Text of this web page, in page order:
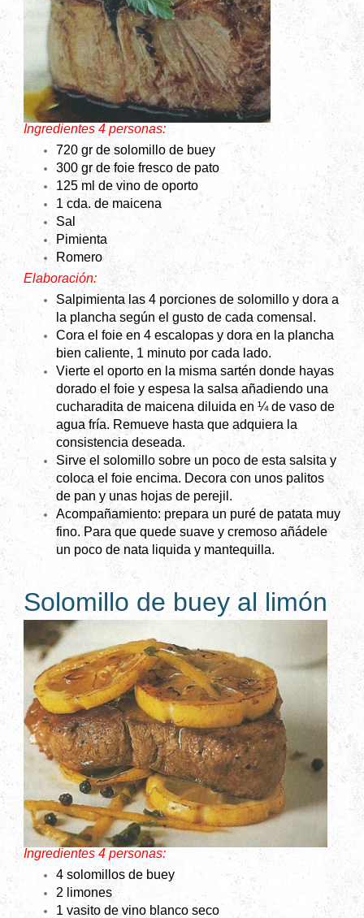
Ingredientes 4 personas:
720 gr de solomillo de buey
300 gr de foie fresco de pato
125 ml de vino de oporto
1 cda. de maicena
Sal
Pimienta
Romero
Elaboración:
Salpimienta las 4 porciones de solomillo y dora a
la plancha según el gusto de cada comensal.
Cora el foie en 4 escalopas y dora en la plancha
bien caliente, 1 minuto por cada lado.
Vierte el oporto en la misma sartén donde hayas
dorado el foie y espesa la salsa añadiendo una
cucharadita de maicena diluida en ¼ de vaso de
agua fría. Remueve hasta que adquiera la
consistencia deseada.
Sirve el solomillo sobre un poco de esta salsita y
coloca el foie encima. Decora con unos palitos
de pan y unas hojas de perejil.
Acompañamiento: prepara un puré de patata muy
fino. Para que quede suave y cremoso añádele
un poco de nata liquida y mantequilla.
Solomillo de buey al limón
Ingredientes 4 personas:
4 solomillos de buey
2 limones
1 vasito de vino blanco seco